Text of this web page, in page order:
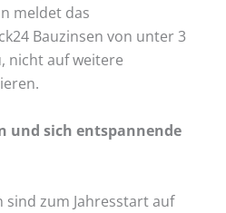
meldet das
Bauzinsen von unter 3
nicht auf weitere
und sich entspannende
zum Jahresstart auf